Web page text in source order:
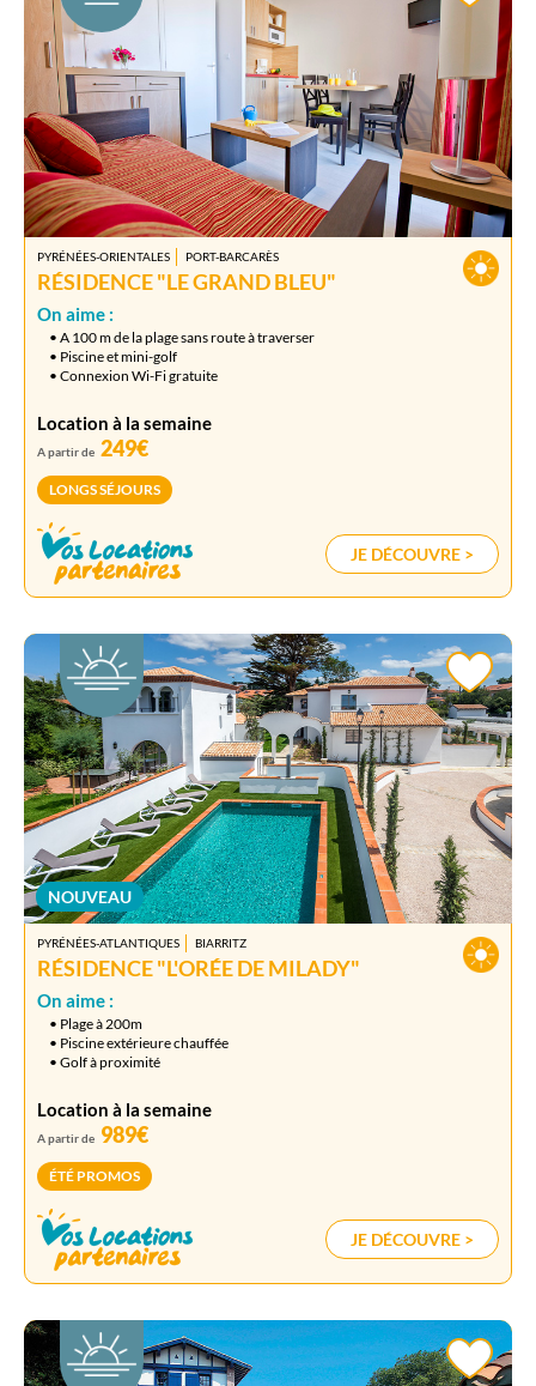
PYRÉNÉES-ORIENTALES PORT-BARCARÈS
RÉSIDENCE "LE GRAND BLEU"
On aime :
• A 100 m de la plage sans route à traverser
• Piscine et mini-golf
• Connexion Wi-Fi gratuite
Location à la semaine
A partir de 249€
LONGS SÉJOURS
JE DÉCOUVRE >
NOUVEAU
PYRÉNÉES-ATLANTIQUES BIARRITZ
RÉSIDENCE "L'ORÉE DE MILADY"
On aime :
• Plage à 200m
• Piscine extérieure chauffée
• Golf à proximité
Location à la semaine
A partir de 989€
ÉTÉ PROMOS
JE DÉCOUVRE >